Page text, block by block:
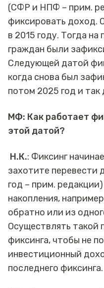
(СФР и НПФ – прим.
фиксировать доход.
в 2015 году. Тогда на
граждан были
Следующей датой
когда снова был
потом 2025 год и так
МФ: Как работает
этой датой?
Н.К.: Фиксинг
захотите перевести
год – прим.
накопления,
обратно или из
Осуществлять такой
фиксинга, чтобы не
инвестиционный
последнего фиксинга.